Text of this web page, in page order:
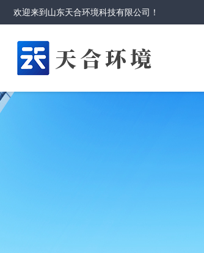
欢迎来到 山东天合环境科技有限公司 ！